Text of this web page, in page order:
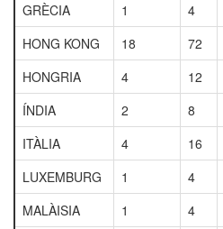
GRÈCIA 1 4
HONG KONG
18 72
HONGRIA
4 12
ÍNDIA
2 8
ITÀLIA
4 16
LUXEMBURG
1 4
MALÀISIA
1 4